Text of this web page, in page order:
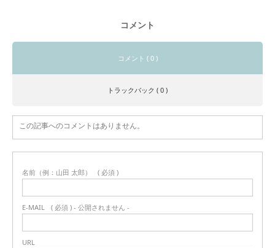
コメント
コメント ( 0 )
トラックバック ( 0 )
この記事へのコメントはありません。
名前（例：山田 太郎） ( 必須 )
E-MAIL ( 必須 ) - 公開されません -
URL